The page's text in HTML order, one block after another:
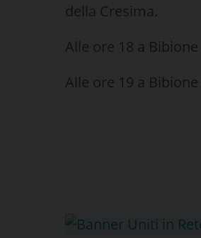
della Cresima.
Alle ore 18 a
Alle ore 19 a